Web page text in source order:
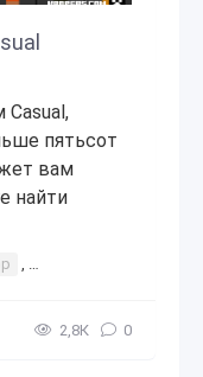
Casual,
пятьсот
вам
найти
, пригодится
2,8К 0